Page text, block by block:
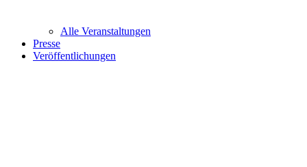
Alle Veranstaltungen
Presse
Veröffentlichungen